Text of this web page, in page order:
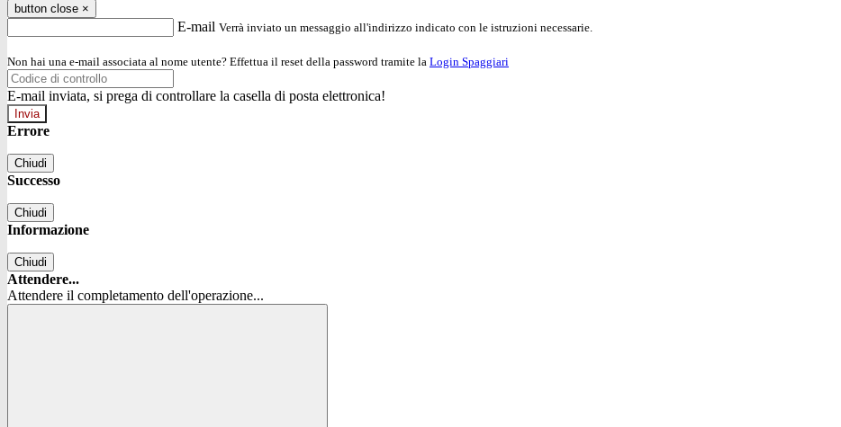
button close ×
E-mail Verrà inviato un messaggio all'indirizzo indicato con le istruzioni necessarie.
Non hai una e-mail associata al nome utente? Effettua il reset della password tramite la Login Spaggiari
E-mail inviata, si prega di controllare la casella di posta elettronica!
Errore
Chiudi
Successo
Chiudi
Informazione
Chiudi
Attendere...
Attendere il completamento dell'operazione...